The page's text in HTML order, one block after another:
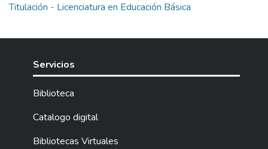
Titulación - Licenciatura en Educación Básica
Servicios
Biblioteca
Catalogo digital
Bibliotecas Virtuales